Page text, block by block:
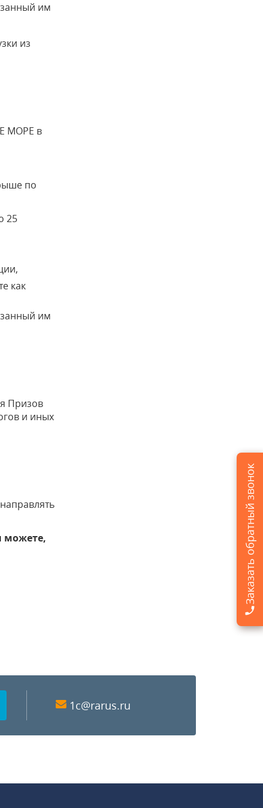
им
из
МОРЕ в
по
25
как
им
Призов
и иных
можете,
1c@rarus.ru
Заказать обратный звонок